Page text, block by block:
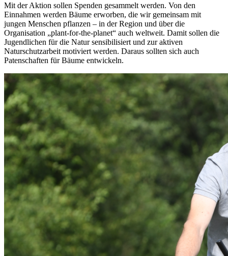
Mit der Aktion sollen Spenden gesammelt werden. Von den
Einnahmen werden Bäume erworben, die wir gemeinsam mit
jungen Menschen pflanzen – in der Region und über die
Organisation „plant-for-the-planet“ auch weltweit. Damit sollen die
Jugendlichen für die Natur sensibilisiert und zur aktiven
Naturschutzarbeit motiviert werden. Daraus sollten sich auch
Patenschaften für Bäume entwickeln.